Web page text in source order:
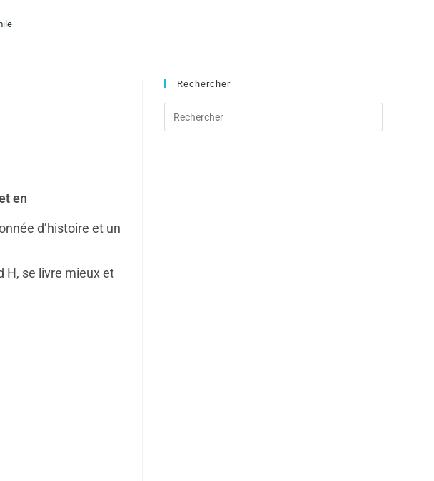
en
d’histoire et un
H, se livre mieux et
Rechercher